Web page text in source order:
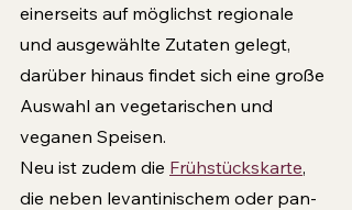
einerseits auf möglichst regio­nale
und ausgewählte Zutaten gelegt,
darüber hinaus findet sich eine große
Auswahl an vegetarischen und
veganen Speisen.
Neu ist zudem die Frühstückskarte,
die neben levantinischem oder pan­